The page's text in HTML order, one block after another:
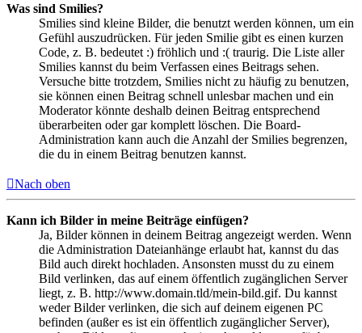
Was sind Smilies?
Smilies sind kleine Bilder, die benutzt werden können, um ein
Gefühl auszudrücken. Für jeden Smilie gibt es einen kurzen
Code, z. B. bedeutet :) fröhlich und :( traurig. Die Liste aller
Smilies kannst du beim Verfassen eines Beitrags sehen.
Versuche bitte trotzdem, Smilies nicht zu häufig zu benutzen,
sie können einen Beitrag schnell unlesbar machen und ein
Moderator könnte deshalb deinen Beitrag entsprechend
überarbeiten oder gar komplett löschen. Die Board-
Administration kann auch die Anzahl der Smilies begrenzen,
die du in einem Beitrag benutzen kannst.
Nach oben
Kann ich Bilder in meine Beiträge einfügen?
Ja, Bilder können in deinem Beitrag angezeigt werden. Wenn
die Administration Dateianhänge erlaubt hat, kannst du das
Bild auch direkt hochladen. Ansonsten musst du zu einem
Bild verlinken, das auf einem öffentlich zugänglichen Server
liegt, z. B. http://www.domain.tld/mein-bild.gif. Du kannst
weder Bilder verlinken, die sich auf deinem eigenen PC
befinden (außer es ist ein öffentlich zugänglicher Server),